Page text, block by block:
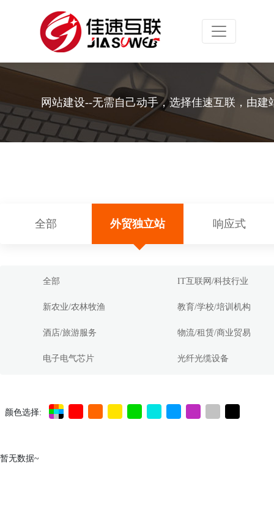
Toggle
网站建设--无需自己动手，选择佳速互联，由建
全部 外贸独立站 响应式
全部 IT互联网/科技行业
新农业/农林牧渔 教育/学校/培训机构
酒店/旅游服务 物流/租赁/商业贸易
电子电气芯片 光纤光缆设备
颜色选择:
暂无数据~